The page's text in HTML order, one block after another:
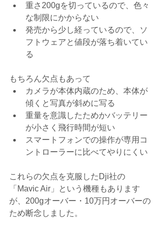
重さ200gを切っているので、色々
な制限にかからない
発売から少し経っているので、ソ
フトウェアと値段が落ち着いてい
る
もちろん欠点もあって
カメラが本体内蔵のため、本体が
傾くと写真が斜めに写る
重量を意識したためかバッテリー
が小さく飛行時間が短い
スマートフォンでの操作が専用コ
ントローラーに比べてやりにくい
これらの欠点を克服したDji社の
「Mavic Air」という機種もあります
が、200gオーバー・10万円オーバーの
ため断念しました。